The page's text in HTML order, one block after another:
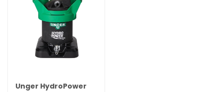
Unger HydroPower